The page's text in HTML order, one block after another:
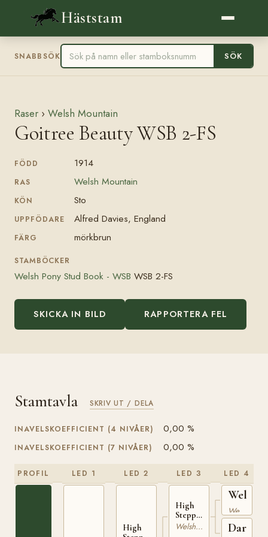
Häststam
SNABBSÖK SÖK
Raser › Welsh Mountain
Goitree Beauty WSB 2-FS
FÖDD 1914
RAS Welsh Mountain
KÖN Sto
UPPFÖDARE Alfred Davies, England
FÄRG mörkbrun
STAMBÖCKER
Welsh Pony Stud Book - WSB WSB 2-FS
SKICKA IN BILD RAPPORTERA FEL
Stamtavla SKRIV UT / DELA
INAVELSKOEFFICIENT (4 NIVÅER) 0,00 %
INAVELSKOEFFICIENT (7 NIVÅER) 0,00 %
PROFIL LED 1 LED 2
High
LED 3
High
Stepping
Gambler
Welsh Cob
LED 4
Welsh
Briton
Welshponny
Darby